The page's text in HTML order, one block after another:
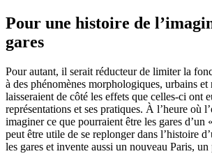
Pour une histoire de
gares
Pour autant, il serait réducteur de limiter la
à des phénomènes morphologiques, urbains
laisseraient de côté les effets que celles-ci ont
représentations et ses pratiques. À l’heure où
imaginer ce que pourraient être les gares d’un «
peut être utile de se replonger dans l’histoire
les gares et invente aussi un nouveau Paris,